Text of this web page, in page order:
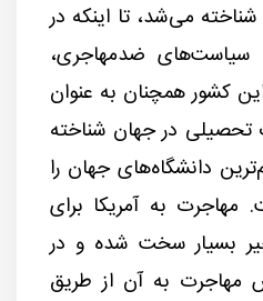
می‌شد، تا اینکه در
سیاست‌های ضدمهاجری،
کشور همچنان به عنوان
در جهان شناخته
دانشگاه‌های جهان را
به آمریکا برای
بسیار سخت شده و در
مهاجرت به آن از طریق